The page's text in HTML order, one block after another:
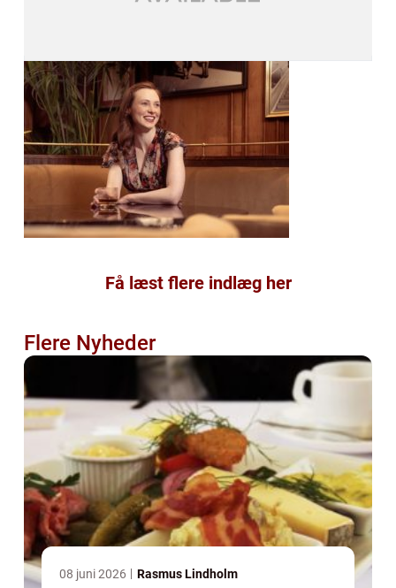
Få læst flere indlæg her
Flere Nyheder
08 juni 2026 Rasmus Lindholm